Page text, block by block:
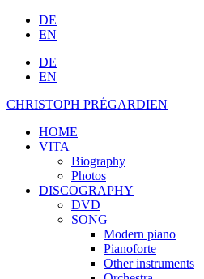
DE
EN
DE
EN
CHRISTOPH PRÉGARDIEN
HOME
VITA
Biography
Photos
DISCOGRAPHY
DVD
SONG
Modern piano
Pianoforte
Other instruments